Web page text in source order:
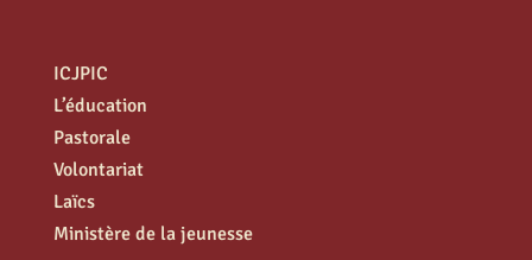
ICJPIC
L’éducation
Pastorale
Volontariat
Laïcs
Ministère de la jeunesse